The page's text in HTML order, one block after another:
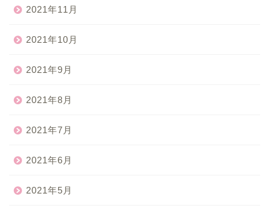
2021年11月
2021年10月
2021年9月
2021年8月
2021年7月
2021年6月
2021年5月